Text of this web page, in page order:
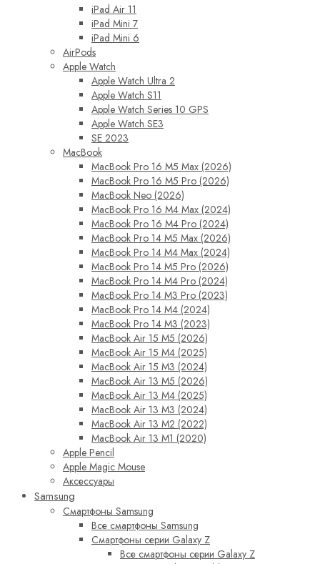
iPad Air 11
iPad Mini 7
iPad Mini 6
AirPods
Apple Watch
Apple Watch Ultra 2
Apple Watch S11
Apple Watch Series 10 GPS
Apple Watch SE3
SE 2023
MacBook
MacBook Pro 16 M5 Max (2026)
MacBook Pro 16 M5 Pro (2026)
MacBook Neo (2026)
MacBook Pro 16 M4 Max (2024)
MacBook Pro 16 M4 Pro (2024)
MacBook Pro 14 M5 Max (2026)
MacBook Pro 14 M4 Max (2024)
MacBook Pro 14 M5 Pro (2026)
MacBook Pro 14 M4 Pro (2024)
MacBook Pro 14 M3 Pro (2023)
MacBook Pro 14 M4 (2024)
MacBook Pro 14 M3 (2023)
MacBook Air 15 M5 (2026)
MacBook Air 15 M4 (2025)
MacBook Air 15 M3 (2024)
MacBook Air 13 M5 (2026)
MacBook Air 13 M4 (2025)
MacBook Air 13 M3 (2024)
MacBook Air 13 M2 (2022)
MacBook Air 13 M1 (2020)
Apple Pencil
Apple Magic Mouse
Аксессуары
Samsung
Смартфоны Samsung
Все смартфоны Samsung
Смартфоны серии Galaxy Z
Все смартфоны серии Galaxy Z